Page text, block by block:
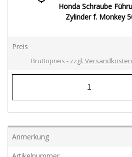
Honda Schraube
Zylinder f. Monkey
Bruttopreis zzgl. Versandkosten